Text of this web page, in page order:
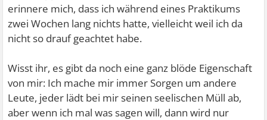
erinnere mich, dass ich während eines Praktikums
zwei Wochen lang nichts hatte, vielleicht weil ich da
nicht so drauf geachtet habe.
Wisst ihr, es gibt da noch eine ganz blöde Eigenschaft
von mir: Ich mache mir immer Sorgen um andere
Leute, jeder lädt bei mir seinen seelischen Müll ab,
aber wenn ich mal was sagen will, dann wird nur